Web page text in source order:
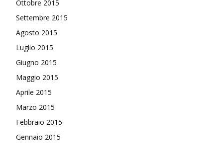
Ottobre 2015
Settembre 2015
Agosto 2015
Luglio 2015
Giugno 2015
Maggio 2015
Aprile 2015
Marzo 2015
Febbraio 2015
Gennaio 2015